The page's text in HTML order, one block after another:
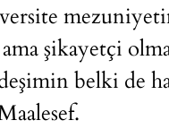
şikayetçi
belki de